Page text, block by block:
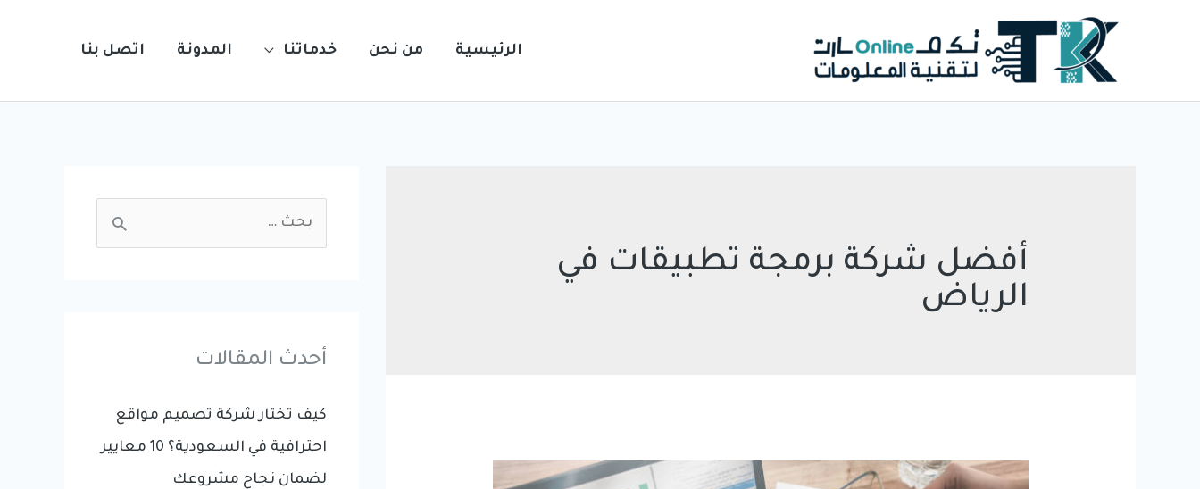
الرئيسية من نحن خدماتنا المدونة اتصل بنا
أفضل شركة برمجة تطبيقات في
الرياض
e
f
o
r
أحدث المقالات
كيف تختار شركة تصميم مواقع
احترافية في السعودية؟ 10 معايير
لضمان نجاح مشروعك